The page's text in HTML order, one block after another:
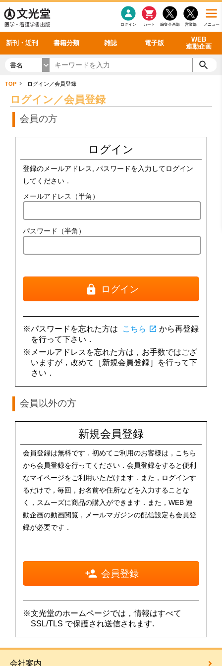
メニュー
営業部
編集企画部
カート
ログイン
新刊・近刊 書籍分類 雑誌 電子版
WEB
連動企画
感染症 老年医学
看護・介護
呼吸器
循環器
シリーズ一覧
雑誌投稿規定
理学療法
雑誌案内・年間購読 最新号 バックナンバー
電子書籍
電子雑誌
書籍「データに基づく臨床動作分析」WEB動画
書籍「眼手術学」WEB動画
書籍「神経症候学 II 改訂第二版」 WEB動画
新刊一覧
今後の発行予定
書名
TOP ログイン／会員登録
ログイン／会員登録
会員の方
ログイン
登録のメールアドレス, パスワードを入力してログイン
してください．
メールアドレス（半角）
パスワード（半角）
ログイン
※パスワードを忘れた方は こちら open_in_new から再登録
を行って下さい．
※メールアドレスを忘れた方は，お手数ではござ
いますが，改めて［新規会員登録］を行って下
さい．
会員以外の方
新規会員登録
会員登録は無料です．初めてご利用のお客様は，こちら
から会員登録を行ってください．会員登録をすると便利
なマイページをご利用いただけます．また，ログインす
るだけで，毎回，お名前や住所などを入力することな
く，スムーズに商品の購入ができます．また，WEB 連
動企画の動画閲覧，メールマガジンの配信設定も会員登
録が必要です．
会員登録
※文光堂のホームページでは，情報はすべて
SSL/TLS で保護され送信されます.
会社案内